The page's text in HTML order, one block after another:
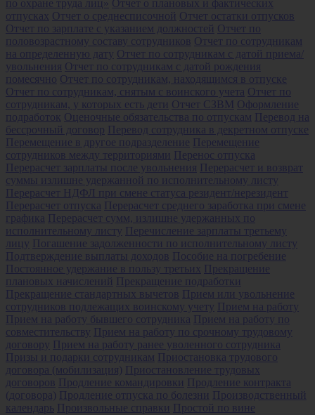
по охране труда лиц» Отчет о плановых и фактических
отпусках Отчет о среднесписочной Отчет остатки отпусков
Отчет по зарплате с указанием должностей Отчет по
половозрастному составу сотрудников Отчет по сотрудникам
на определенную дату Отчет по сотрудникам с датой приема/
увольнения Отчет по сотрудникам с датой рождения
помесячно Отчет по сотрудникам, находящимся в отпуске
Отчет по сотрудникам, снятым с воинского учета Отчет по
сотрудникам, у которых есть дети Отчет СЗВМ Оформление
подработок Оценочные обязательства по отпускам Перевод на
бессрочный договор Перевод сотрудника в декретном отпуске
Перемещение в другое подразделение Перемещение
сотрудников между территориями Перенос отпуска
Перерасчет зарплаты после увольнения Перерасчет и возврат
суммы излишне удержанной по исполнительному листу
Перерасчет НДФЛ при смене статуса резидент/нерезидент
Перерасчет отпуска Перерасчет среднего заработка при смене
графика Перерасчет сумм, излишне удержанных по
исполнительному листу Перечисление зарплаты третьему
лицу Погашение задолженности по исполнительному листу
Подтверждение выплаты доходов Пособие на погребение
Постоянное удержание в пользу третьих Прекращение
плановых начислений Прекращение подработки
Прекращение стандартных вычетов Прием или увольнение
сотрудников подлежащих воинскому учету Прием на работу
Прием на работу бывшего сотрудника Прием на работу по
совместительству Прием на работу по срочному трудовому
договору Прием на работу ранее уволенного сотрудника
Призы и подарки сотрудникам Приостановка трудового
договора (мобилизация) Приостановление трудовых
договоров Продление командировки Продление контракта
(договора) Продление отпуска по болезни Производственный
календарь
Произвольные справки Простой по вине